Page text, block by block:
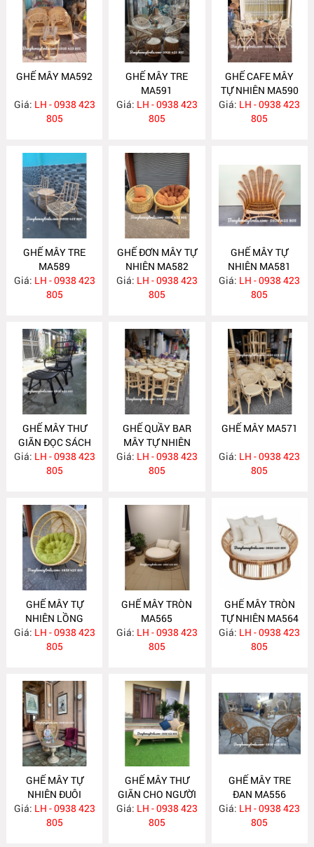
GHẾ MÂY MA592
Giá: LH - 0938 423
805
GHẾ MÂY TRE
MA591
Giá: LH - 0938 423
805
GHẾ CAFE MÂY
TỰ NHIÊN MA590
Giá: LH - 0938 423
805
GHẾ MÂY TRE
MA589
Giá: LH - 0938 423
805
GHẾ ĐƠN MÂY TỰ
NHIÊN MA582
Giá: LH - 0938 423
805
GHẾ MÂY TỰ
NHIÊN MA581
Giá: LH - 0938 423
805
GHẾ MÂY THƯ
GIÃN ĐỌC SÁCH
KÈM ĐÔN GÁC
CHÂN MA575
Giá: LH - 0938 423
805
GHẾ QUẦY BAR
MÂY TỰ NHIÊN
MA572
Giá: LH - 0938 423
805
GHẾ MÂY MA571
Giá: LH - 0938 423
805
GHẾ MÂY TỰ
NHIÊN LỒNG
CHIM MA569
Giá: LH - 0938 423
805
GHẾ MÂY TRÒN
MA565
Giá: LH - 0938 423
805
GHẾ MÂY TRÒN
TỰ NHIÊN MA564
Giá: LH - 0938 423
805
GHẾ MÂY TỰ
NHIÊN ĐUÔI
CÔNG MA562
Giá: LH - 0938 423
805
GHẾ MÂY THƯ
GIÃN CHO NGƯỜI
GIÀ MA558
Giá: LH - 0938 423
805
GHẾ MÂY TRE
ĐAN MA556
Giá: LH - 0938 423
805